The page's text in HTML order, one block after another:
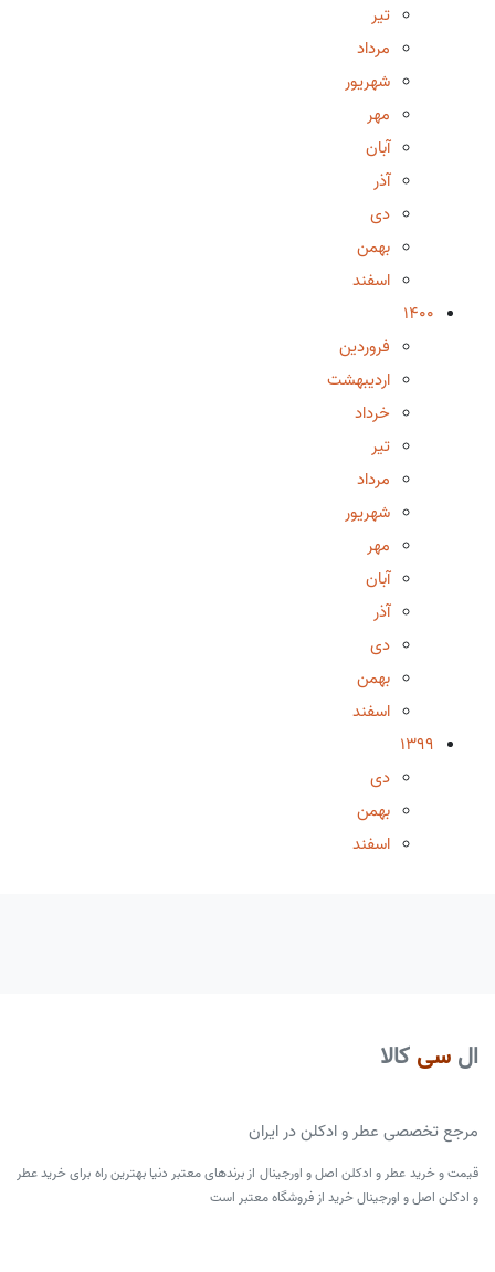
تیر
مرداد
شهریور
مهر
آبان
آذر
دی
بهمن
اسفند
1400
فروردین
اردیبهشت
خرداد
تیر
مرداد
شهریور
مهر
آبان
آذر
دی
بهمن
اسفند
1399
دی
بهمن
اسفند
ال سی کالا
مرجع تخصصی عطر و ادکلن در ایران
قیمت و خرید عطر و ادکلن اصل و اورجینال از برندهای معتبر دنیا بهترین راه برای خرید عطر
و ادکلن اصل و اورجینال خرید از فروشگاه معتبر است